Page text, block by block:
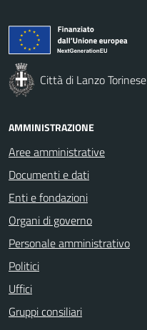
Città di Lanzo Torinese
AMMINISTRAZIONE
Aree amministrative
Documenti e dati
Enti e fondazioni
Organi di governo
Personale amministrativo
Politici
Uffici
Gruppi consiliari